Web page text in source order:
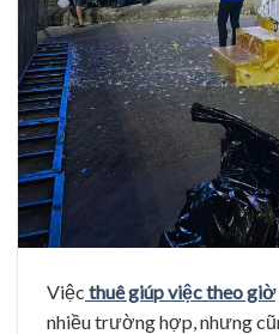
Việc thuê giúp việc theo giờ
nhiều trường hợp, nhưng